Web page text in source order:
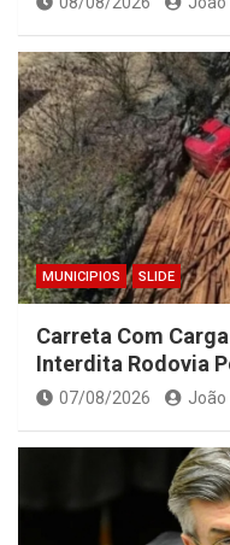
MUNICIPIOS SLIDE
Carreta Com
Interdita Rodovia
07/08/2026 João